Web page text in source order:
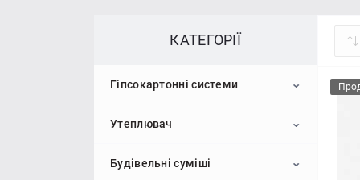
КАТЕГОРІЇ
Гіпсокартонні системи
Гіпсокартон
Стельовий гіпсокартон
Профіль для гіпсокартону
Утеплювач
Пінопласт
Будівельні суміші